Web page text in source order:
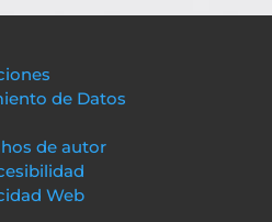
de Datos
de autor
Web